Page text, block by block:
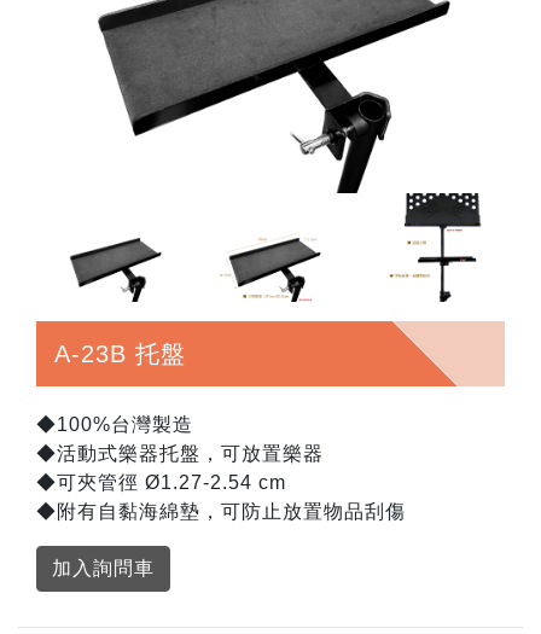
A-23B 托盤
◆100%台灣製造
◆活動式樂器托盤，可放置樂器
◆可夾管徑 Ø1.27-2.54 cm
◆附有自黏海綿墊，可防止放置物品刮傷
加入詢問車